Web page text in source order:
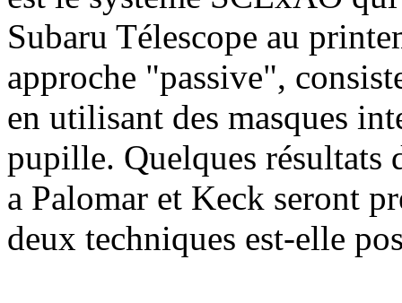
Subaru Télescope au
approche "passive",
en utilisant des masques
pupille. Quelques résultats
a Palomar et Keck seront
deux techniques est-elle